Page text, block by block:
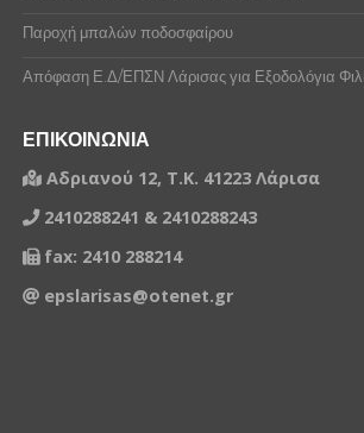
Παροχή μπαλών ποδοσφαίρου
Απόφαση Ε.Δ/ΕΠΣΝ Λάρισας για Εξοδολόγια
ΕΠΙΚΟΙΝΩΝΙΑ
Αδριανού 12, Τ.Κ. 41223 Λάρισα
2410288241 & 2410288243
fax: 2410 288214
epslarisas@otenet.gr